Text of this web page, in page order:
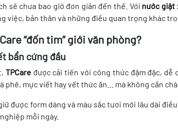
sẽ chưa bao giờ đơn giản đến thế. Với nước giặt
việc, bản thân và những điều quan trọng khác
“đốn tim” giới văn phòng?
bẩn cứng đầu
TPCaređược cải tiến với công thức đậm đặc, dễ
phê, mực viết hay vết thức ăn… mà không cần chà
được form dáng và màu sắc tươi mới lâu dài
mỗi ngày.